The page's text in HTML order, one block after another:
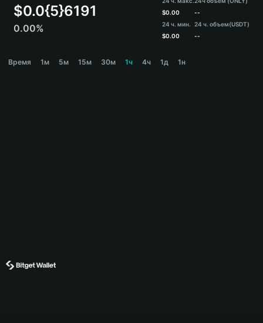
Español
Español (Argentina)
$0.0{5}6191
0.00%
$0.00
24 ч. мин.
$0.00
--
24 ч. объем(USDT)
--
Время 1м 5м 15м 30м 1ч 4ч 1д 1н